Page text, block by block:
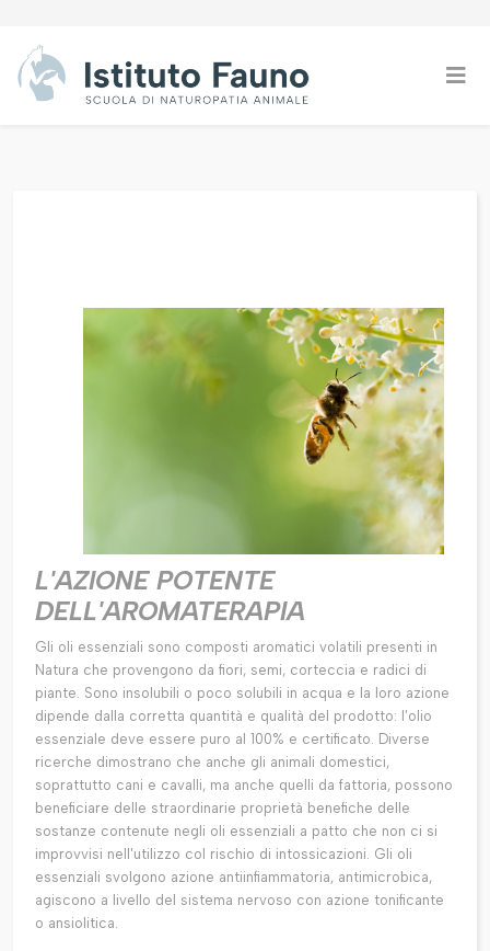
L'AZIONE POTENTE
DELL'AROMATERAPIA
Gli oli essenziali sono composti aromatici volatili presenti in
Natura che provengono da fiori, semi, corteccia e radici di
piante. Sono insolubili o poco solubili in acqua e la loro azione
dipende dalla corretta quantità e qualità del prodotto: l'olio
essenziale deve essere puro al 100% e certificato. Diverse
ricerche dimostrano che anche gli animali domestici,
soprattutto cani e cavalli, ma anche quelli da fattoria, possono
beneficiare delle straordinarie proprietà benefiche delle
sostanze contenute negli oli essenziali a patto che non ci si
improvvisi nell'utilizzo col rischio di intossicazioni. Gli oli
essenziali svolgono azione antiinfiammatoria, antimicrobica,
agiscono a livello del sistema nervoso con azione tonificante
o ansiolitica.